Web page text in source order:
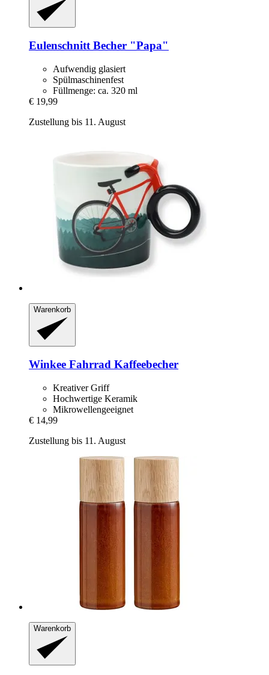
Eulenschnitt Becher "Papa"
Aufwendig glasiert
Spülmaschinenfest
Füllmenge: ca. 320 ml
€ 19,99
Zustellung bis 11. August
Warenkorb
Winkee Fahrrad Kaffeebecher
Kreativer Griff
Hochwertige Keramik
Mikrowellengeeignet
€ 14,99
Zustellung bis 11. August
Warenkorb